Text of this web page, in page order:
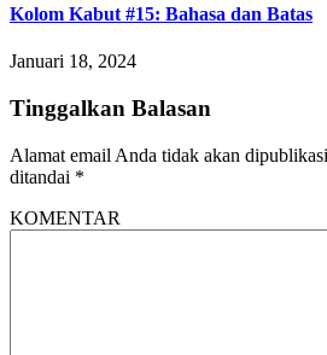
Kolom Kabut #15: Bahasa dan Batas
Januari 18, 2024
Tinggalkan Balasan
Alamat email Anda tidak akan
ditandai *
KOMENTAR